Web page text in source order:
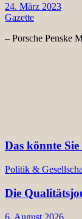
24. März 2023
Gazette
– Porsche Penske
Das könnte
Politik &
Die
6. August 2026